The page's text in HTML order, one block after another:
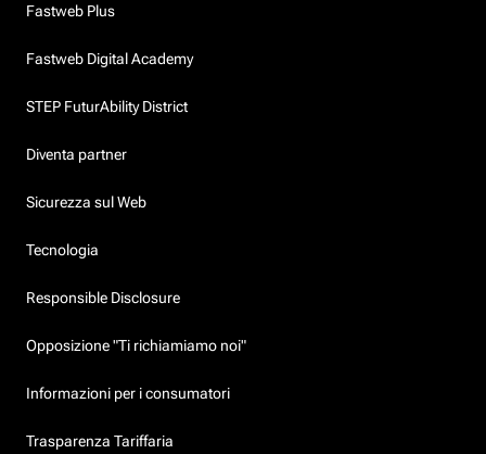
Fastweb Plus
Fastweb Digital Academy
STEP FuturAbility District
Diventa partner
Sicurezza sul Web
Tecnologia
Responsible Disclosure
Opposizione "Ti richiamiamo noi"
Informazioni per i consumatori
Trasparenza Tariffaria